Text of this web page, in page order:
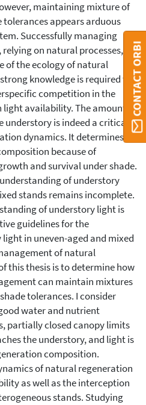
maintaining mixture of
appears arduous
Successfully managing
on natural processes,
of the ecology of natural
knowledge is required to
competition in the
light availability. The amount of
is indeed a critical
dynamics. It determines, at
because of
and survival under shade.
of understory
stands remains incomplete.
of understory light is
guidelines for the
in uneven-aged and mixed
of natural
this thesis is to determine how
can maintain mixtures
tolerances. I consider
water and nutrient
partially closed canopy limits
the understory, and light is
composition.
of natural regeneration
as well as the interception
stands. Studying
CONTACT ORBI